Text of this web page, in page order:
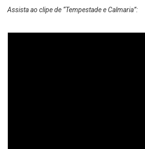
Assista ao clipe de “Tempestade e Calmaria”: